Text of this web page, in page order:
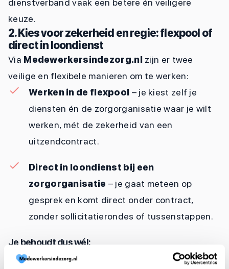
dienstverband vaak een betere én veiligere
keuze.
2. Kies voor zekerheid en regie: flexpool of
direct in loondienst
Via Medewerkersindezorg.nlzijn er twee
veilige en flexibele manieren om te werken:
Werken in de flexpool – je kiest zelf je
diensten én de zorgorganisatie waar je wilt
werken, mét de zekerheid van een
uitzendcontract.
Direct in loondienst bij een
zorgorganisatie – je gaat meteen op
gesprek en komt direct onder contract,
zonder sollicitatierondes of tussenstappen.
Je behoudt dus wél:
invloed op je rooster